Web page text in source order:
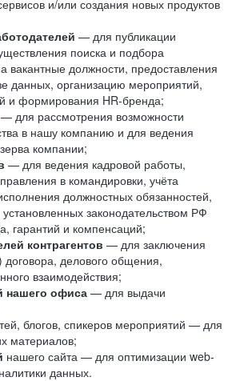
и/или создания новых продуктов
— для публикации
поиска и подбора
вакантные должности, предоставления
данных, организацию мероприятий,
и формирования HR-бренда;
— для рассмотрения возможности
в нашу компанию и для ведения
компании;
— для ведения кадровой работы,
в командировки, учёта
должностных обязанностей,
законодательством РФ
гарантий и компенсаций;
контрагентов — для заключения
договора, делового общения,
взаимодействия;
нашего офиса — для выдачи
блогов, спикеров мероприятий — для
материалов;
нашего сайта — для оптимизации web-
данных.